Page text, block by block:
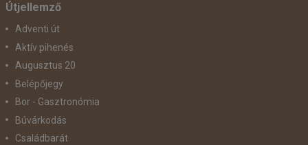
Útjellemző
Adventi út
Aktív pihenés
Augusztus 20
Belépőjegy
Bor - Gasztronómia
Búvárkodás
Családbarát